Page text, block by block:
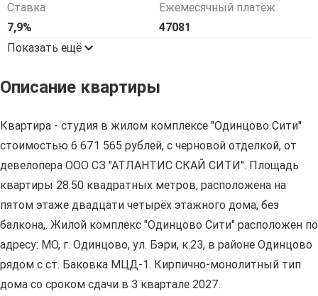
Ставка
7,9%
Ежемесячный платёж
47081
Показать ещё
Описание квартиры
Квартира - студия в жилом комплексе "Одинцово Сити"
стоимостью 6 671 565 рублей, с черновой отделкой, от
девелопера ООО СЗ "АТЛАНТИС СКАЙ СИТИ". Площадь
квартиры 28.50 квадратных метров, расположена на
пятом этаже двадцати четырёх этажного дома, без
балкона,. Жилой комплекс "Одинцово Сити" расположен по
адресу: МО, г. Одинцово, ул. Бэри, к.23, в районе Одинцово
рядом с ст. Баковка МЦД-1. Кирпично-монолитный тип
дома со сроком сдачи в 3 квартале 2027.